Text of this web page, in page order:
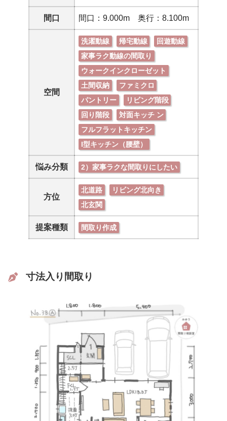
間口 間口：9.000m 奥行：8.100m
空間
洗濯動線 帰宅動線
回遊動線
家事ラク動線の間取り
ウォークインクローゼット
土間収納
ファミクロ
パントリー
リビング階段
回り階段
対面キッチ ン
フルフラットキッチン
I型キッチン（腰壁）
悩み分類 2）家事ラクな間取りにしたい
方位
北道路
リビング北向き
北玄関
提案種類 間取り作成
寸法入り間取り